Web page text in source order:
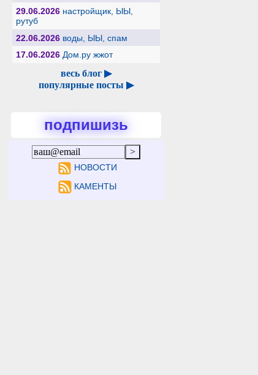
29.06.2026 настройщик, ЫЫ,
рутуб
22.06.2026 воды, ЫЫ, спам
17.06.2026 Дом.ру жжот
весь блог ▶
популярные посты ▶
подпишизь
НОВОСТИ
КАМЕНТЫ